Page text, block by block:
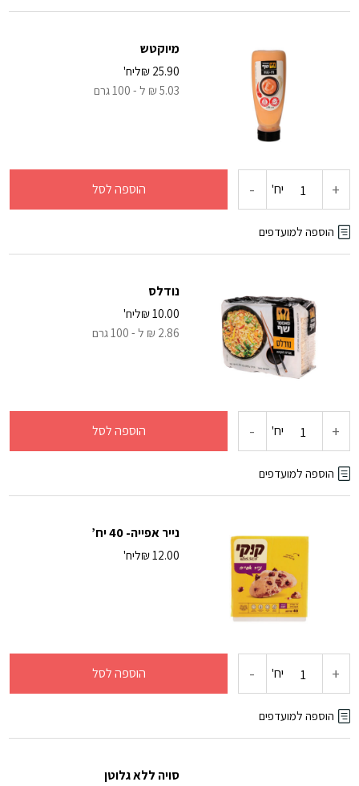
מיוקטש
₪ 25.90
ליח'
5.03 ₪ ל - 100 גרם
+ כמות
של
יח' - הוספה לסל
הוספה למועדפים
נודלס
₪10.00
ליח'
2.86 ₪ ל - 100 גרם
+ כמות
של
יח' - הוספה לסל
הוספה למועדפים
נייר אפייה- 40 יח’
₪12.00 ליח'
+ כמות
של
יח' - הוספה לסל
הוספה למועדפים
סויה ללא גלוטן